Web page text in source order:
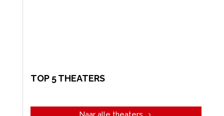
TOP 5 THEATERS